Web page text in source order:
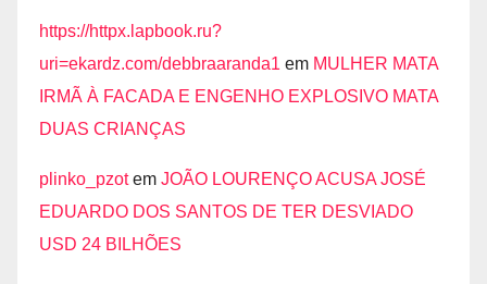
https://httpx.lapbook.ru?
uri=ekardz.com/debbraaranda1 em MULHER MATA
IRMÃ À FACADA E ENGENHO EXPLOSIVO MATA
DUAS CRIANÇAS
plinko_pzotem JOÃO LOURENÇO ACUSA JOSÉ
EDUARDO DOS SANTOS DE TER DESVIADO
USD 24 BILHÕES